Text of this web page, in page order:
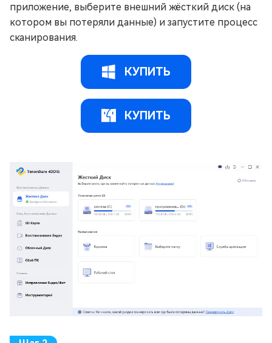
приложение, выберите внешний жёсткий диск (на
котором вы потеряли данные) и запустите процесс
сканирования.
КУПИТЬ
КУПИТЬ